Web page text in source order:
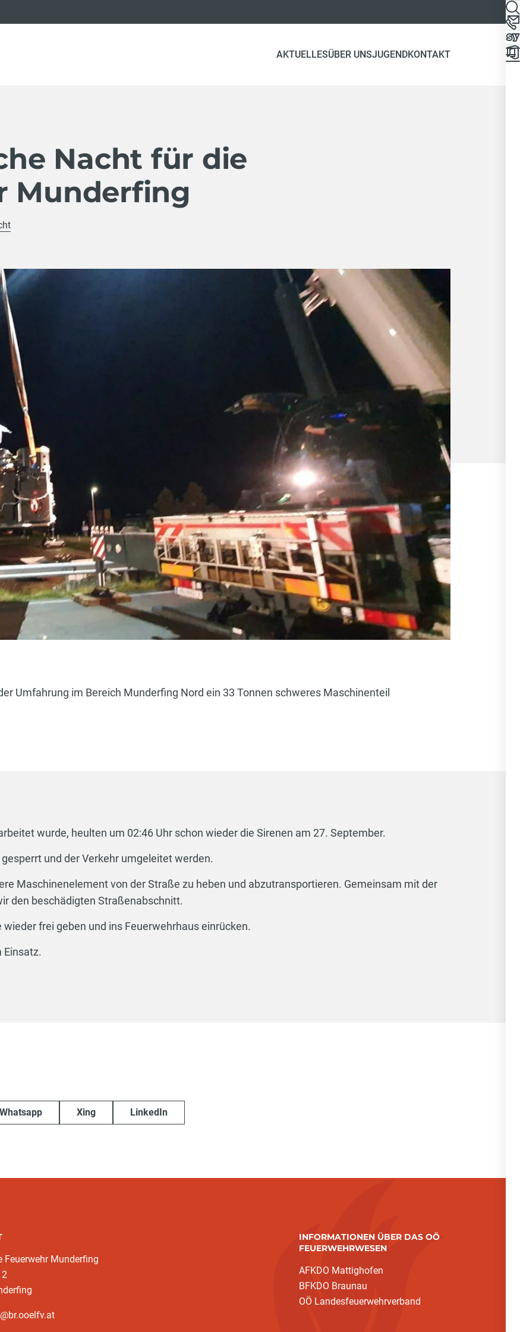
AKTUELLESÜBER UNSJUGENDKONTAKT
Nacht für die
Munderfing
Umfahrung im Bereich Munderfing Nord ein 33 Tonnen schweres Maschinenteil
wurde, heulten um 02:46 Uhr schon wieder die Sirenen am 27. September.
und der Verkehr umgeleitet werden.
Maschinenelement von der Straße zu heben und abzutransportieren. Gemeinsam mit der
den beschädigten Straßenabschnitt.
frei geben und ins Feuerwehrhaus einrücken.
Einsatz.
Whatsapp Xing LinkedIn
Feuerwehr Munderfing
2
INFORMATIONEN ÜBER DAS OÖ
FEUERWEHRWESEN
AFKDO Mattighofen
BFKDO Braunau
OÖ Landesfeuerwehrverband